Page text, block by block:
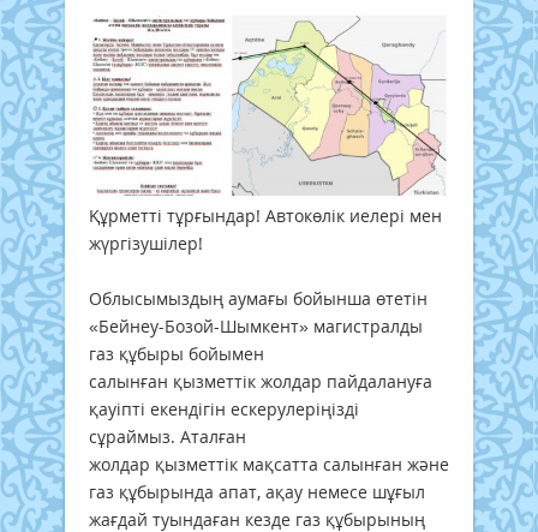
Құрметті тұрғындар! Автокөлік иелері мен
жүргізушілер!
Облысымыздың аумағы бойынша өтетін
«Бейнеу-Бозой-Шымкент» магистралды
газ құбыры бойымен
салынған қызметтік жолдар пайдалануға
қауіпті екендігін ескерулеріңізді
сұраймыз. Аталған
жолдар қызметтік мақсатта салынған және
газ құбырында апат, ақау немесе шұғыл
жағдай туындаған кезде газ құбырының